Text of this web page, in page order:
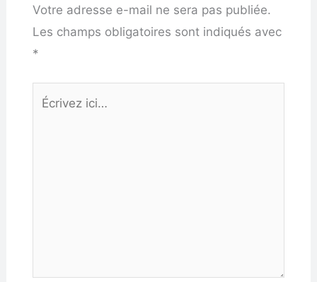
Votre adresse e-mail ne sera pas publiée.
Les champs obligatoires sont indiqués avec
*
Écrivez